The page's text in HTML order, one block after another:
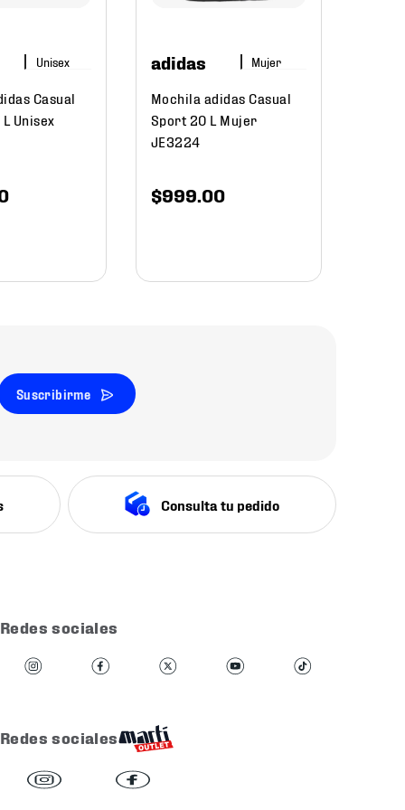
Casual
Unisex
adidas Mujer
Mochila adidas Casual
Sport 20 L Mujer
JE3224
$999.00
Suscribirme
Consulta tu pedido
Redes sociales
Redes sociales